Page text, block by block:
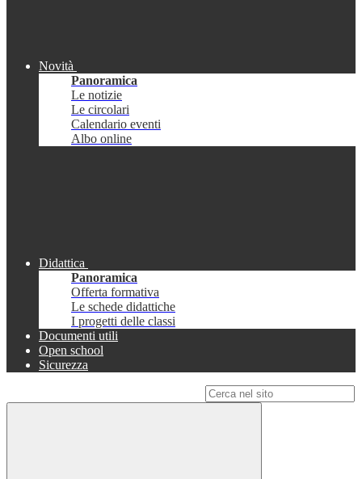
Novità
Panoramica
Le notizie
Le circolari
Calendario eventi
Albo online
Didattica
Panoramica
Offerta formativa
Le schede didattiche
I progetti delle classi
Documenti utili
Open school
Sicurezza